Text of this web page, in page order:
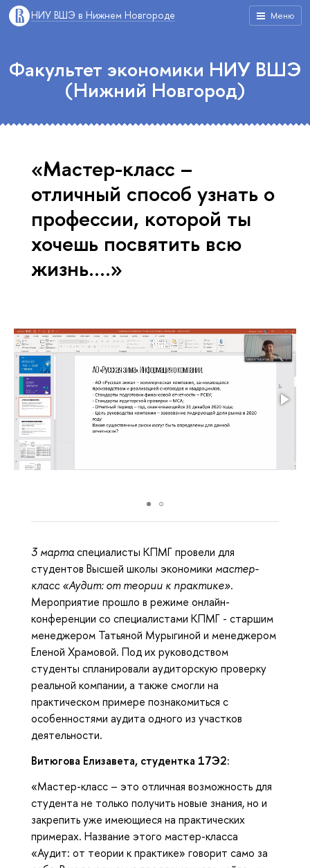
Меню
НИУ ВШЭ в Нижнем Новгороде
Факультет экономики НИУ ВШЭ
(Нижний Новгород)
«Мастер-класс –
отличный способ узнать о
профессии, которой ты
хочешь посвятить всю
жизнь….»
3 мартаспециалисты КПМГ провели для
студентов Высшей школы экономики мастер-
класс «Аудит: от теории к практике».
Мероприятие прошло в режиме онлайн-
конференции со специалистами КПМГ - старшим
менеджером Татьяной Мурыгиной и менеджером
Еленой Храмовой. Под их руководством
студенты спланировали аудиторскую проверку
реальной компании, а также смогли на
практическом примере познакомиться с
особенностями аудита одного из участков
деятельности.
Витюгова Елизавета, студентка 17Э2:
«Мастер-класс – это отличная возможность для
студента не только получить новые знания, но и
закрепить уже имеющиеся на практических
примерах. Название этого мастер-класса
«Аудит: от теории к практике» говорит само за